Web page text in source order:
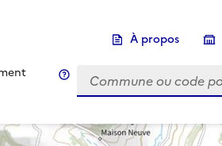
À propos
Choix d'une commune
Infobulle